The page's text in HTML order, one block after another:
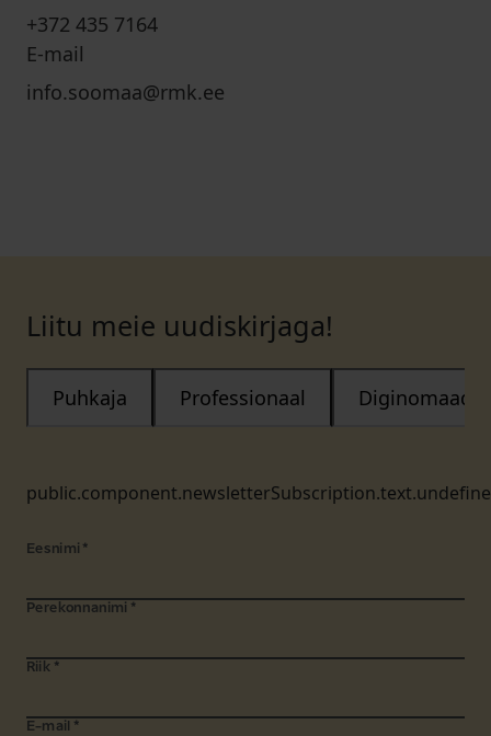
+372 435 7164
E-mail
info.soomaa@rmk.ee
Liitu meie uudiskirjaga!
Puhkaja Professionaal Diginomaad
Eesnimi *
Perekonnanimi *
Riik *
E-mail *